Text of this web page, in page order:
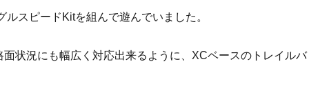
スピードKitを組んで遊んでいました。
状況にも幅広く対応出来るように、XCベースのトレイルバ